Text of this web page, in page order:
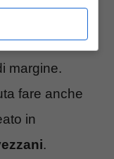
è ritrovata a
margine.
fare anche
in
.